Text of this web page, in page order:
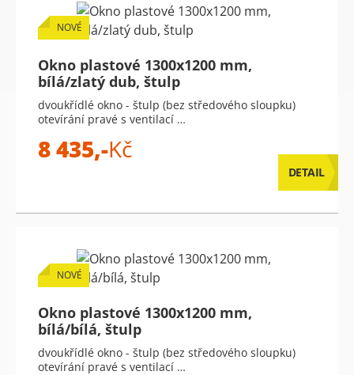
NOVÉ
Okno plastové 1300x1200 mm,
bílá/zlatý dub, štulp
dvoukřídlé okno - štulp (bez středového sloupku)
otevírání pravé s ventilací …
8 435,-Kč
DETAIL
NOVÉ
Okno plastové 1300x1200 mm,
bílá/bílá, štulp
dvoukřídlé okno - štulp (bez středového sloupku)
otevírání pravé s ventilací …